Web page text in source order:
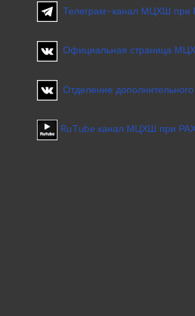
Телеграм-канал МЦХШ при
Официальная страница
Отделение
RuTube канал МЦХШ при